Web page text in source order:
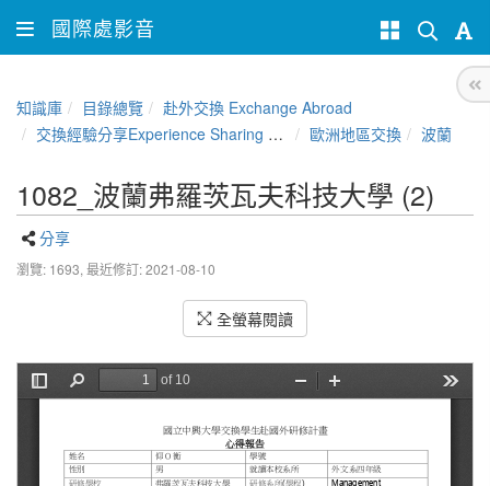
國際處影音
知識庫 目錄總覽
赴外交換 Exchange Abroad
交換經驗分享Experience Sharing of NCHU Exchange Program
歐洲地區交換 波蘭
1082_波蘭弗羅茨瓦夫科技大學 (2)
分享
瀏覽: 1693, 最近修訂: 2021-08-10
全螢幕閱讀